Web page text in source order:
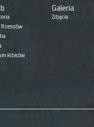
Rzeszów
Kibiców
Galeria
Zdjęcia